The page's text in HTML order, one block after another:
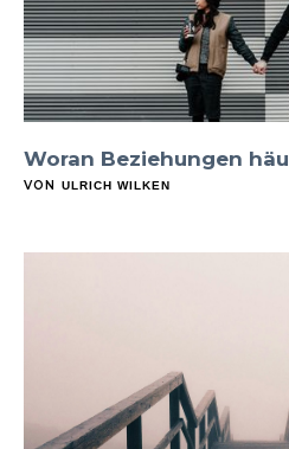
Woran Beziehungen
VON ULRICH WILKEN